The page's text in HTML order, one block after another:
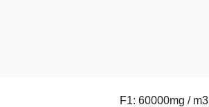
F1: 60000mg / m3